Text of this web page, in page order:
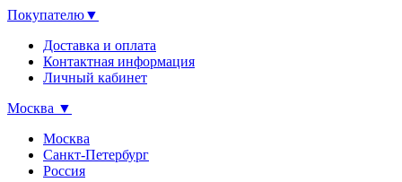
Покупателю▼
Доставка и оплата
Контактная информация
Личный кабинет
Москва ▼
Москва
Санкт-Петербург
Россия